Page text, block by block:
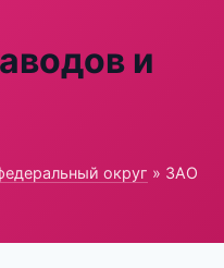
и
округ » ЗАО